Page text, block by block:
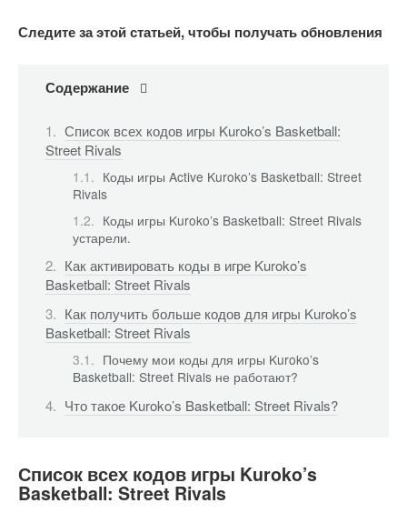
Следите за этой статьей, чтобы получать обновления
Содержание
Список всех кодов игры Kuroko’s Basketball:
Street Rivals
Коды игры Active Kuroko’s Basketball: Street
Rivals
Коды игры Kuroko’s Basketball: Street Rivals
устарели.
Как активировать коды в игре Kuroko’s
Basketball: Street Rivals
Как получить больше кодов для игры Kuroko’s
Basketball: Street Rivals
Почему мои коды для игры Kuroko’s
Basketball: Street Rivals не работают?
Что такое Kuroko’s Basketball: Street Rivals?
Список всех кодов игры Kuroko’s
Basketball: Street Rivals